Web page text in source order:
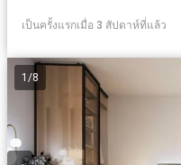
เป็นครั้งแรกเมื่อ 3 สัปดาห์ที่แล้ว
1 /8